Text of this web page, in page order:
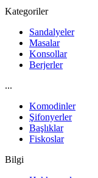
Kategoriler
Sandalyeler
Masalar
Konsollar
Berjerler
...
Komodinler
Şifonyerler
Başlıklar
Fiskoslar
Bilgi